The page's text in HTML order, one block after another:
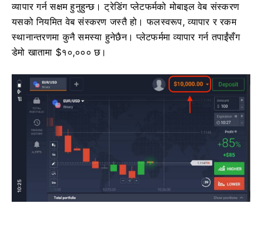
व्यापार गर्न सक्षम हुनुहुन्छ। ट्रेडिंग प्लेटफर्मको मोबाइल वेब संस्करण
यसको नियमित वेब संस्करण जस्तै हो। फलस्वरूप, व्यापार र रकम
स्थानान्तरणमा कुनै समस्या हुनेछैन। प्लेटफर्ममा व्यापार गर्न तपाईंसँग
डेमो खातामा $१०,००० छ।